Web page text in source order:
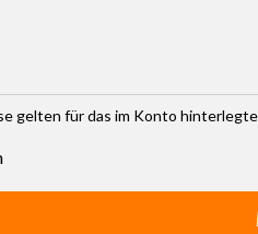
gelten für das im Konto